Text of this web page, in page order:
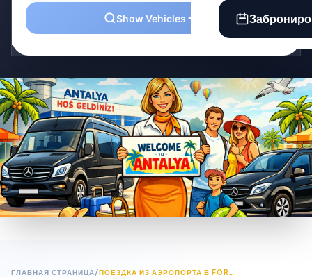
ГЛАВНАЯ СТРАНИЦА/ ПОЕЗДКА ИЗ АЭРОПОРТА В FORE RESORT SPA